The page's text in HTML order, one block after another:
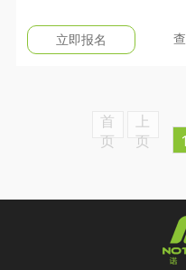
立即报名
1